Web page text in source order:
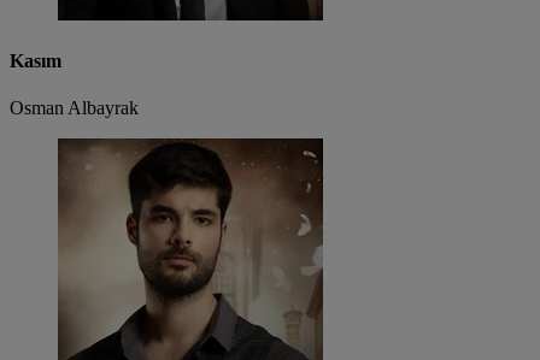
Kasım
Osman Albayrak